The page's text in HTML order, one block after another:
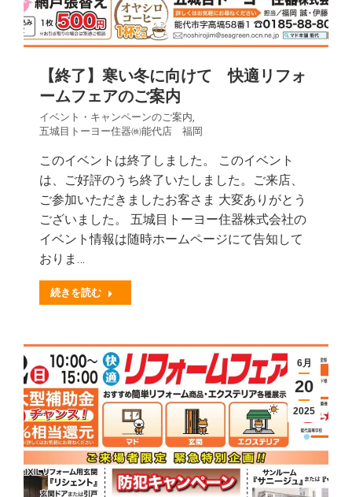
【終了】寒い冬に向けて 快適リフォ
ームフェアのご案内
イベント・キャンペーンのご案内
五城目トーヨー住器㈱能代店 福岡
このイベントは終了しました。 このイベント
は、ご好評のうち終了いたしました。ご来店、
ご参加いただきましたお客さま 大変ありがとう
ございました。 五城目トーヨー住器株式会社の
イベント情報は随時ホームページにて告知して
おりま…
続きを読む
6月
20
2025